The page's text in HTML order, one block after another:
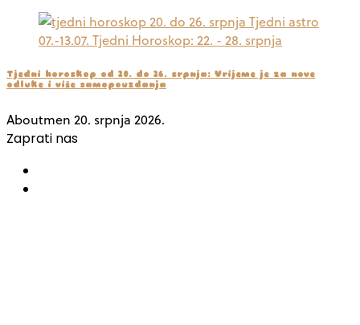
Tjedni horoskop od 20. do 26. srpnja: Vrijeme je za nove
odluke i više samopouzdanja
Aboutmen 20. srpnja 2026.
Zaprati nas